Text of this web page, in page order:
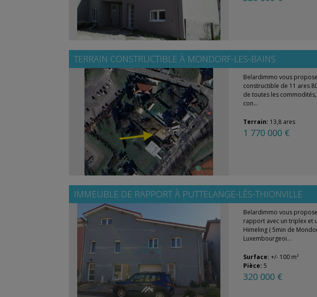
TERRAIN CONSTRUCTIBLE À MONDORF-LES-BAINS
Belardimmo vous
constructible de 11 ares
de toutes les
con...
Terrain: 13,8 ares
1 770 000 €
IMMEUBLE DE RAPPORT À PUTTELANGE-LÈS-THIONVILLE
Belardimmo vous
rapport avec un triplex et
Himeling ( 5min de
Luxembourgeoi...
Surface: +/- 100 m²
Pièce: 5
320 000 €